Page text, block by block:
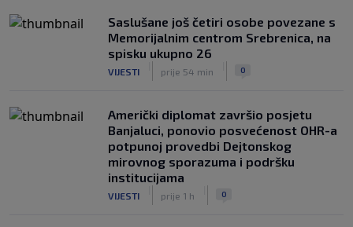
Saslušane još četiri osobe povezane s
Memorijalnim centrom Srebrenica, na
spisku ukupno 26
VIJESTI prije 54 min 0
Američki diplomat završio posjetu
Banjaluci, ponovio posvećenost OHR-a
potpunoj provedbi Dejtonskog
mirovnog sporazuma i podršku
institucijama
VIJESTI prije 1 h 0